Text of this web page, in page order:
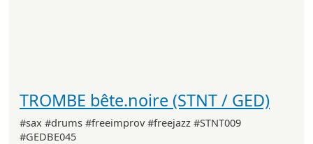
TROMBE bête.noire (STNT / GED)
#sax #drums #freeimprov #freejazz #STNT009
#GEDBE045